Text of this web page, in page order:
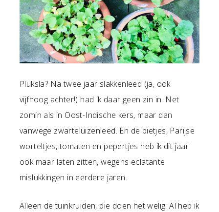
Pluksla? Na twee jaar slakkenleed (ja, ook
vijfhoog achter!) had ik daar geen zin in. Net
zomin als in Oost-Indische kers, maar dan
vanwege zwarteluizenleed. En de bietjes, Parijse
worteltjes, tomaten en pepertjes heb ik dit jaar
ook maar laten zitten, wegens eclatante
mislukkingen in eerdere jaren.
Alleen de tuinkruiden, die doen het welig. Al heb ik